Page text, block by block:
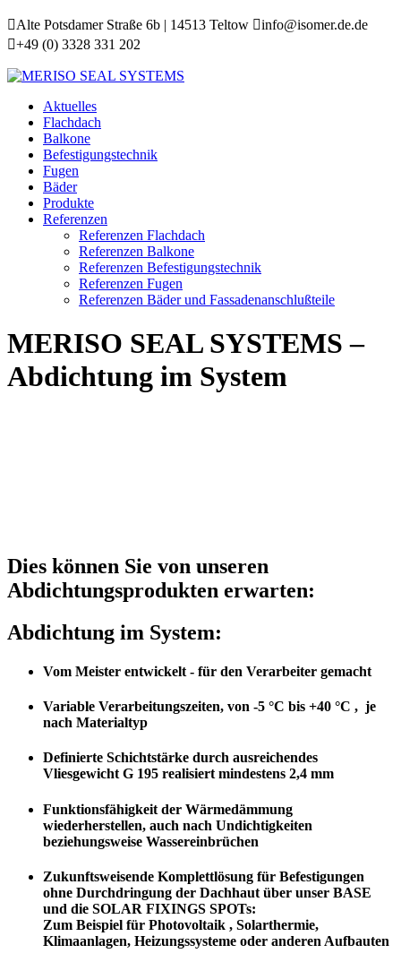
Alte Potsdamer Straße 6b | 14513 Teltow
info@isomer.de.de
+49 (0) 3328 331 202
Aktuelles
Flachdach
Balkone
Befestigungstechnik
Fugen
Bäder
Produkte
Referenzen
Referenzen Flachdach
Referenzen Balkone
Referenzen Befestigungstechnik
Referenzen Fugen
Referenzen Bäder und Fassadenanschlußteile
MERISO SEAL SYSTEMS –
Abdichtung im System
Dies können Sie von unseren
Abdichtungsprodukten erwarten:
Abdichtung im System:
Vom Meister entwickelt - für den Verarbeiter gemacht
Variable Verarbeitungszeiten, von -5 °C bis +40 °C , je
nach Materialtyp
Definierte Schichtstärke durch ausreichendes
Vliesgewicht G 195 realisiert mindestens 2,4 mm
Funktionsfähigkeit der Wärmedämmung
wiederherstellen, auch nach Undichtigkeiten
beziehungsweise Wassereinbrüchen
Zukunftsweisende Komplettlösung für Befestigungen
ohne Durchdringung der Dachhaut über unser BASE
und die SOLAR FIXINGS SPOTs:
Zum Beispiel für Photovoltaik , Solarthermie,
Klimaanlagen, Heizungssysteme oder anderen Aufbauten